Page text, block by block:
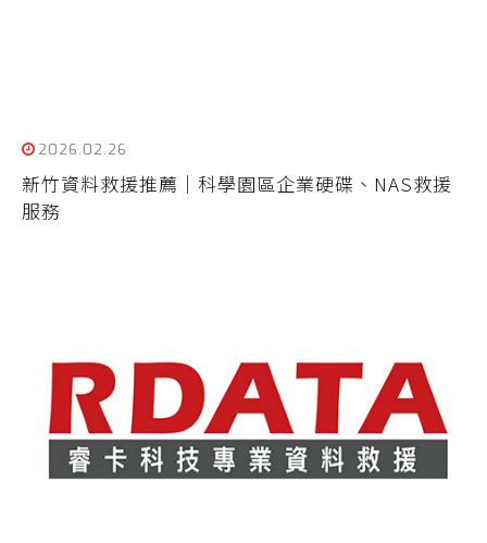
2026.02.26
新竹資料救援推薦｜科學園區企業硬碟、NAS救援
服務